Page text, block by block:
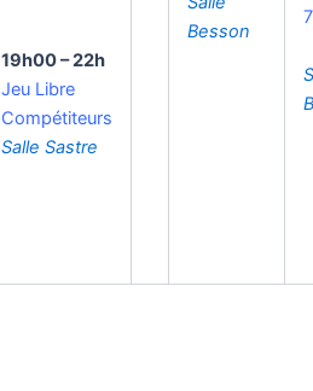
19h00 – 22h
Jeu Libre
Compétiteurs
Salle Sastre
Besson